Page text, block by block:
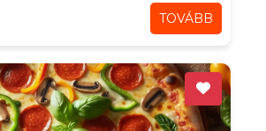
TOVÁBB